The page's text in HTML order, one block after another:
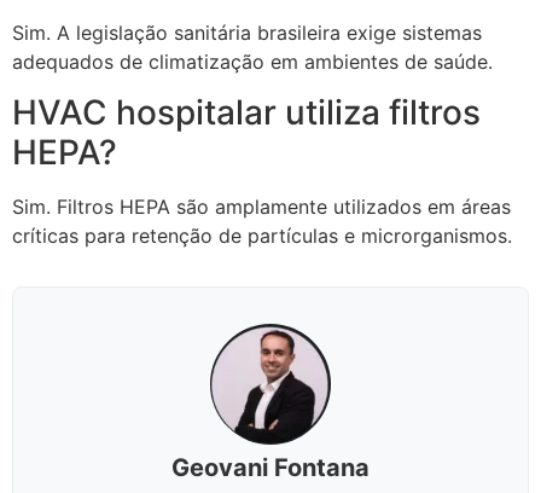
Sim. A legislação sanitária brasileira exige sistemas
adequados de climatização em ambientes de saúde.
HVAC hospitalar utiliza filtros
HEPA?
Sim. Filtros HEPA são amplamente utilizados em áreas
críticas para retenção de partículas e microrganismos.
Geovani Fontana